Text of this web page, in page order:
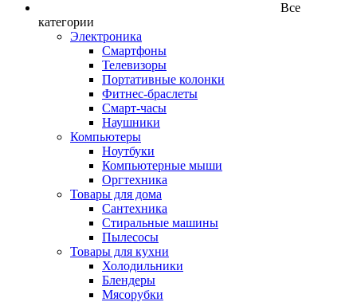
Все
категории
Электроника
Смартфоны
Телевизоры
Портативные колонки
Фитнес-браслеты
Смарт-часы
Наушники
Компьютеры
Ноутбуки
Компьютерные мыши
Оргтехника
Товары для дома
Сантехника
Стиральные машины
Пылесосы
Товары для кухни
Холодильники
Блендеры
Мясорубки